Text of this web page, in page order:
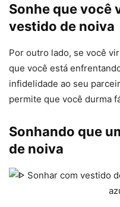
Sonhe que você
vestido de noiva
Por outro lado, se você vir
que você está
infidelidade ao seu
permite que você durma
Sonhando que
de noiva